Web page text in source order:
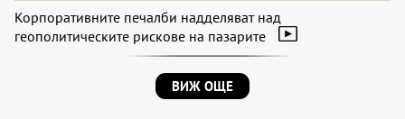
Корпоративните печалби надделяват над
геополитическите рискове на пазарите
ВИЖ ОЩЕ